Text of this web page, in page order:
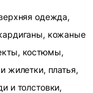
одежда,
кожаные
костюмы,
жилетки, платья,
и толстовки,